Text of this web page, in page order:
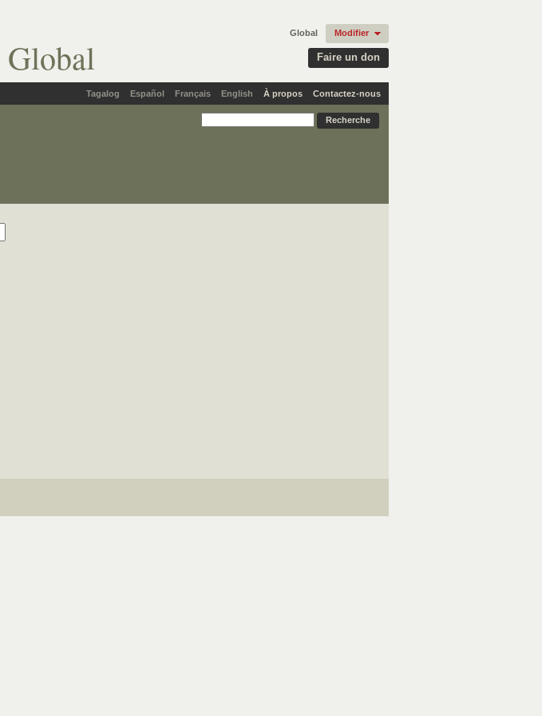
Global Faire un don
Global Modifier
Tagalog Español Français English À propos Contactez-nous